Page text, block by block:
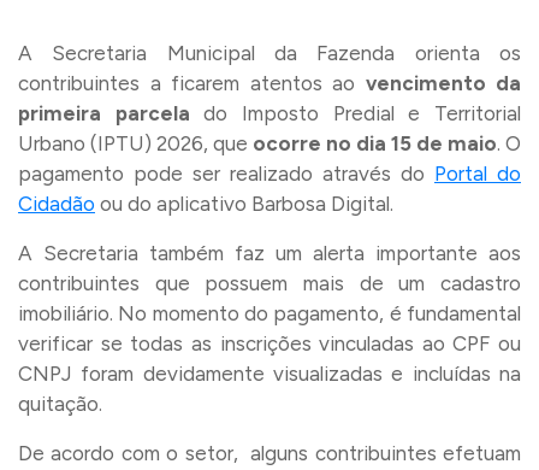
A Secretaria Municipal da Fazenda orienta os
contribuintes a ficarem atentos ao vencimento da
primeira parcela do Imposto Predial e Territorial
Urbano (IPTU) 2026, que ocorre no dia 15 de maio. O
pagamento pode ser realizado através do Portal do
Cidadão ou do aplicativo Barbosa Digital.
A Secretaria também faz um alerta importante aos
contribuintes que possuem mais de um cadastro
imobiliário. No momento do pagamento, é fundamental
verificar se todas as inscrições vinculadas ao CPF ou
CNPJ foram devidamente visualizadas e incluídas na
quitação.
De acordo com o setor, alguns contribuintes efetuam